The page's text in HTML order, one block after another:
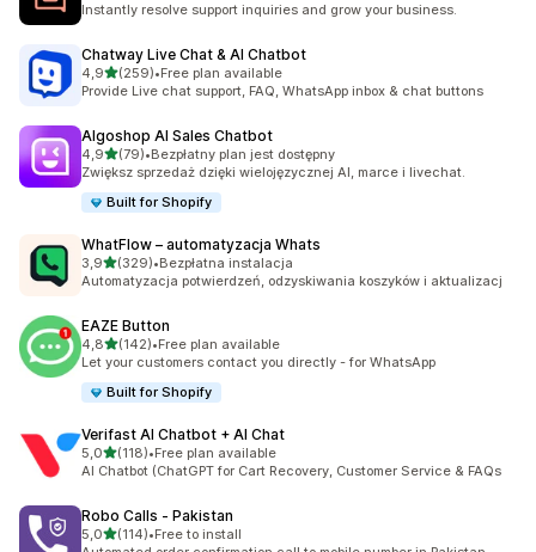
Instantly resolve support inquiries and grow your business.
Chatway Live Chat & AI Chatbot
4,9na 5 gwiazdek
(259)
Łączna liczba recenzji: 259
•Free plan available
Provide Live chat support, FAQ, WhatsApp inbox & chat buttons
Algoshop AI Sales Chatbot
4,9na 5 gwiazdek
(79)
Łączna liczba recenzji: 79
•Bezpłatny plan jest dostępny
Zwiększ sprzedaż dzięki wielojęzycznej AI, marce i livechat.
Built for Shopify
WhatFlow – automatyzacja Whats
3,9na 5 gwiazdek
(329)
Łączna liczba recenzji: 329
•Bezpłatna instalacja
Automatyzacja potwierdzeń, odzyskiwania koszyków i aktualizacj
EAZE Button
4,8na 5 gwiazdek
(142)
Łączna liczba recenzji: 142
•Free plan available
Let your customers contact you directly - for WhatsApp
Built for Shopify
Verifast AI Chatbot + AI Chat
5,0na 5 gwiazdek
(118)
Łączna liczba recenzji: 118
•Free plan available
AI Chatbot (ChatGPT for Cart Recovery, Customer Service & FAQs
Robo Calls ‑ Pakistan
5,0na 5 gwiazdek
(114)
Łączna liczba recenzji: 114
•Free to install